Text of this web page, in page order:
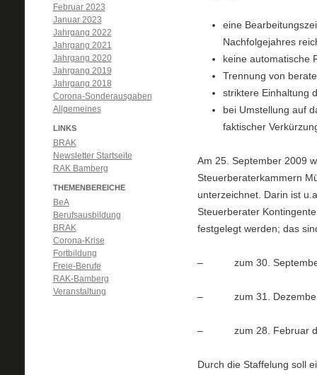
eine
Nachfolgejahres
keine automatische
Trennung von
striktere Einhaltung
bei Umstellung auf
faktischer
Am 25. September 2009
Steuerberaterkammern
unterzeichnet. Darin ist
Steuerberater
festgelegt werden; das
– zum 30.
– zum 31. Dezember
– zum 28. Februar des
Durch die Staffelung soll
Februar 2023
Januar 2023
Jahrgang 2022
Jahrgang 2021
Jahrgang 2020
Jahrgang 2019
Jahrgang 2018
Corona-Sonderausgaben
Allgemeines
LINKS
BRAK
Newsletter Startseite
RAK Bamberg
THEMENBEREICHE
BeA
Berufsausbildung
BRAK
Corona-Krise
Fortbildung
Freie-Berufe
RAK-Bamberg
Veranstaltung